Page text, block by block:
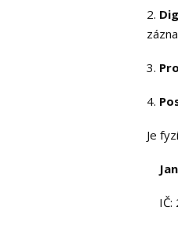
2.
3.
4.
Je
IČ: